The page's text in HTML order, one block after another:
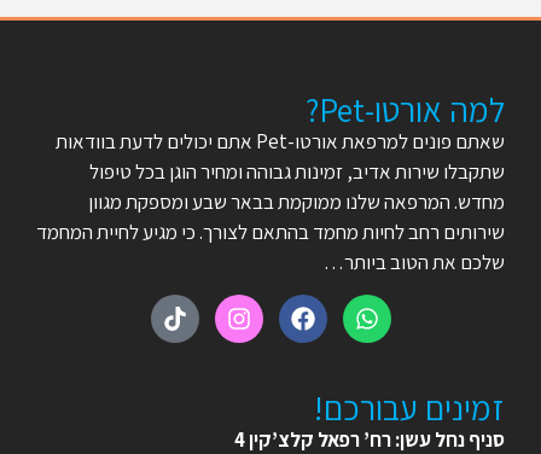
למה אורטו-Pet?
שאתם פונים למרפאת אורטו-Pet אתם יכולים לדעת בוודאות
שתקבלו שירות אדיב, זמינות גבוהה ומחיר הוגן בכל טיפול
מחדש. המרפאה שלנו ממוקמת בבאר שבע ומספקת מגוון
שירותים רחב לחיות מחמד בהתאם לצורך. כי מגיע לחיית המחמד
שלכם את הטוב ביותר…
זמינים עבורכם!
סניף נחל עשן: רח’ רפאל קלצ’קין 4